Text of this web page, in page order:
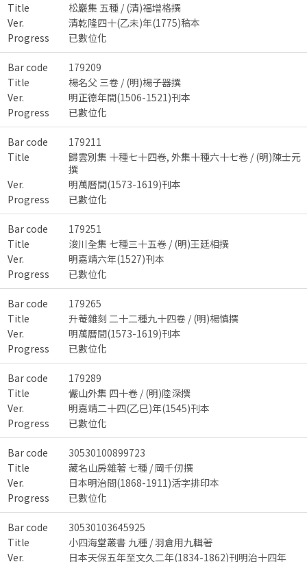
Title
松巖集 五種 / (清)福增格撰
Ver.
清乾隆四十(乙未)年(1775)稿本
Progress
已數位化
Bar code
179209
Title
楊名父 三卷 / (明)楊子器撰
Ver.
明正德年間(1506-1521)刊本
Progress
已數位化
Bar code
179211
Title
歸雲別集 十種七十四卷, 外集十種六十七卷 / (明)陳士元
撰
Ver.
明萬曆間(1573-1619)刊本
Progress
已數位化
Bar code
179251
Title
浚川全集 七種三十五卷 / (明)王廷相撰
Ver.
明嘉靖六年(1527)刊本
Progress
已數位化
Bar code
179265
Title
升菴雜刻 二十二種九十四卷 / (明)楊慎撰
Ver.
明萬曆間(1573-1619)刊本
Progress
已數位化
Bar code
179289
Title
儼山外集 四十卷 / (明)陸深撰
Ver.
明嘉靖二十四(乙巳)年(1545)刊本
Progress
已數位化
Bar code
30530100899723
Title
藏名山房雜著 七種 / 岡千仞撰
Ver.
日本明治間(1868-1911)活字排印本
Progress
已數位化
Bar code
30530103645925
Title
小四海堂叢書 九種 / 羽倉用九輯著
Ver.
日本天保五年至文久二年(1834-1862)刊明治十四年